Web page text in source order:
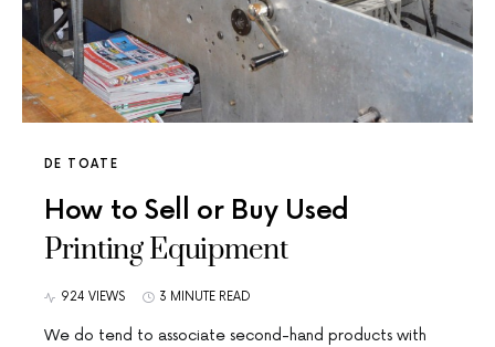
DE TOATE
How to Sell or Buy Used
Printing Equipment
924 VIEWS 3 MINUTE READ
We do tend to associate second-hand products with